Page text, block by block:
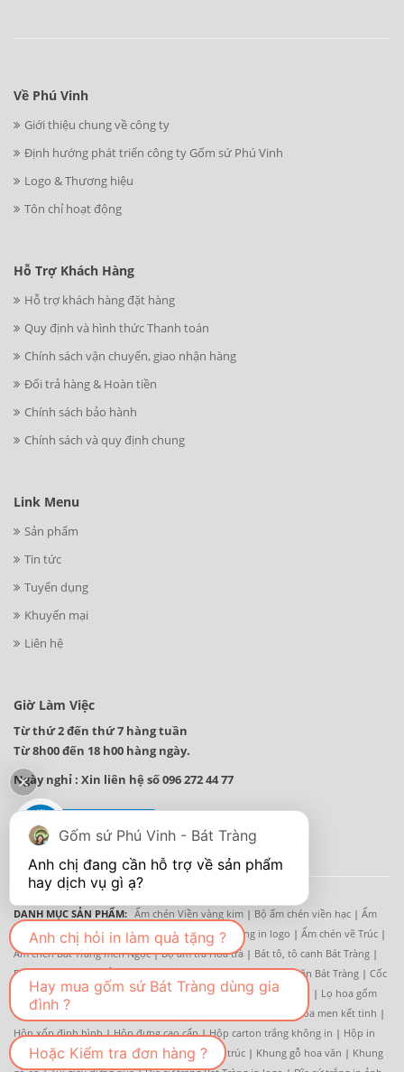
Về Phú Vinh
Giới thiệu chung về công ty
Định hướng phát triển công ty Gốm sứ Phú Vinh
Logo & Thương hiệu
Tôn chỉ hoạt động
Hỗ Trợ Khách Hàng
Hỗ trợ khách hàng đặt hàng
Quy định và hình thức Thanh toán
Chính sách vận chuyển, giao nhận hàng
Đổi trả hàng & Hoàn tiền
Chính sách bảo hành
Chính sách và quy định chung
Link Menu
Sản phẩm
Tin tức
Tuyển dụng
Khuyến mại
Liên hệ
Giờ Làm Việc
Từ thứ 2 đến thứ 7 hàng tuần
Từ 8h00 đến 18 h00 hàng ngày.
Ngày nghỉ : Xin liên hệ số 096 272 44 77
DANH MỤC SẢN PHẨM: Ấm chén Viền vàng kim | Bộ ấm chén viền hạc | Ấm
chén chỉ xanh |Ấm trà Hoa Đào|Ấm chén sứ trắng in logo | Ấm chén vẽ Trúc |
Ấm chén Bát Tràng men Ngọc|Bộ ấm trà Hoa trà | Bát tô, tô canh Bát Tràng |
Bát cơm Bát tràng|Âu cơm - Thố cơm|Đĩa sứ trắng|Bộ đồ ăn Bát Tràng | Cốc
sứ trắng|Cốc sứ hoa vẽ tay |Cốc uống cafe |Cốc sứ hoa decal | Lọ hoa gốm
Bát tràng |Lọ hoa, bình hoa vẽ tay Lọ hoa men kết tinh |
Hộp xốp định hình|Hộp đựng cao cấp|Hộp carton trắng không in | Hộp in
ofset 4 mầu |Khay gốm |Khay gỗ|Khay tre trúc | Khung gỗ hoa văn | Khung
Gốm sứ Phú Vinh - Bát Tràng
Anh chị đang cần hỗ trợ về sản phẩm
Anh chị hỏi in làm quà tặng ?
Hay mua gốm sứ Bát Tràng dùng gia
đình ?
Hoặc Kiểm tra đơn hàng ?